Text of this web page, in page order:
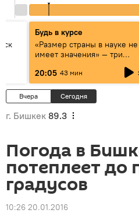
Будь в курсе
«Размер страны в науке не
имеет значения» — три
эксперта о сотрудничестве
России и Кыргызстана в
образовании и
20:05 43 мин
Вчера Сегодня
г. Бишкек 89.3
Погода в
потеплеет до
градусов
10:26 20.01.2016